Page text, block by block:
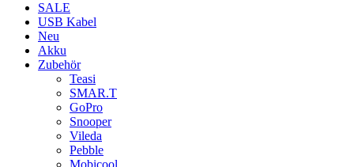
SALE
USB Kabel
Neu
Akku
Zubehör
Teasi
SMAR.T
GoPro
Snooper
Vileda
Pebble
Mobicool